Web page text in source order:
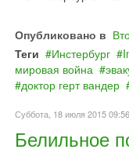
Опубликовано в
Теги
Инстербург
мировая война
доктор герт вандер
Суббота, 18 июля 2015 09:56
Белильное